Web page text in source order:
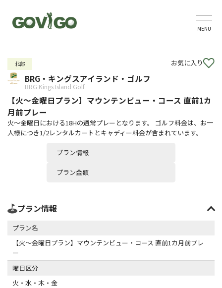
MENU
北部 お気に入り
BRG・キングスアイランド・ゴルフ
BRG Kings Island Golf
【火～金曜日プラン】マウンテンビュー・コース 直前1カ
月前プレー
火～金曜日における18Hの通常プレーとなります。 ゴルフ料金は、お一
人様につき1/2レンタルカートとキャディー料金が含まれています。
プラン情報
プラン金額
プラン情報
プラン名
【火～金曜日プラン】マウンテンビュー・コース 直前1カ月前プレ
ー
曜日区分
火・水・木・金